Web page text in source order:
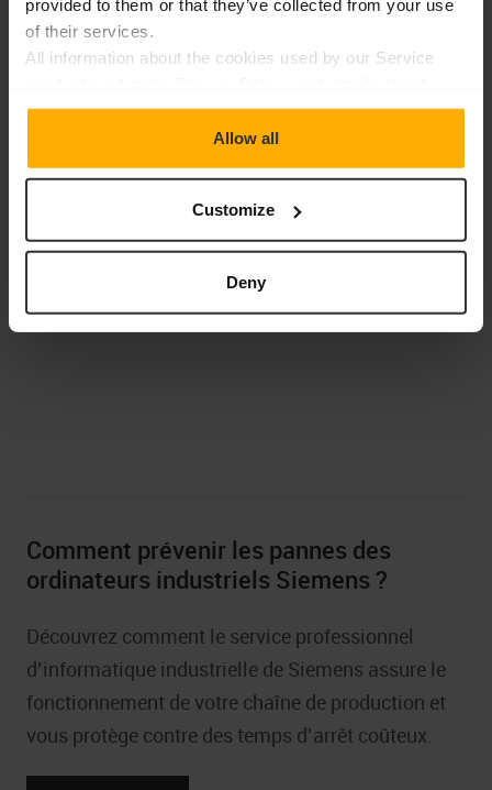
provided to them or that they’ve collected from your use
of their services.
All information about the cookies used by our Service
providers and types of cookies can also be found in the
Allow all
Customize
Deny
Automatisation industrielle
Transport et logistique
Industrie alimentaire
Industrie pharmaceutique
Comment prévenir les pannes des
ordinateurs industriels Siemens ?
Découvrez comment le service professionnel
d’informatique industrielle de Siemens assure le
fonctionnement de votre chaîne de production et
vous protège contre des temps d’arrêt coûteux.